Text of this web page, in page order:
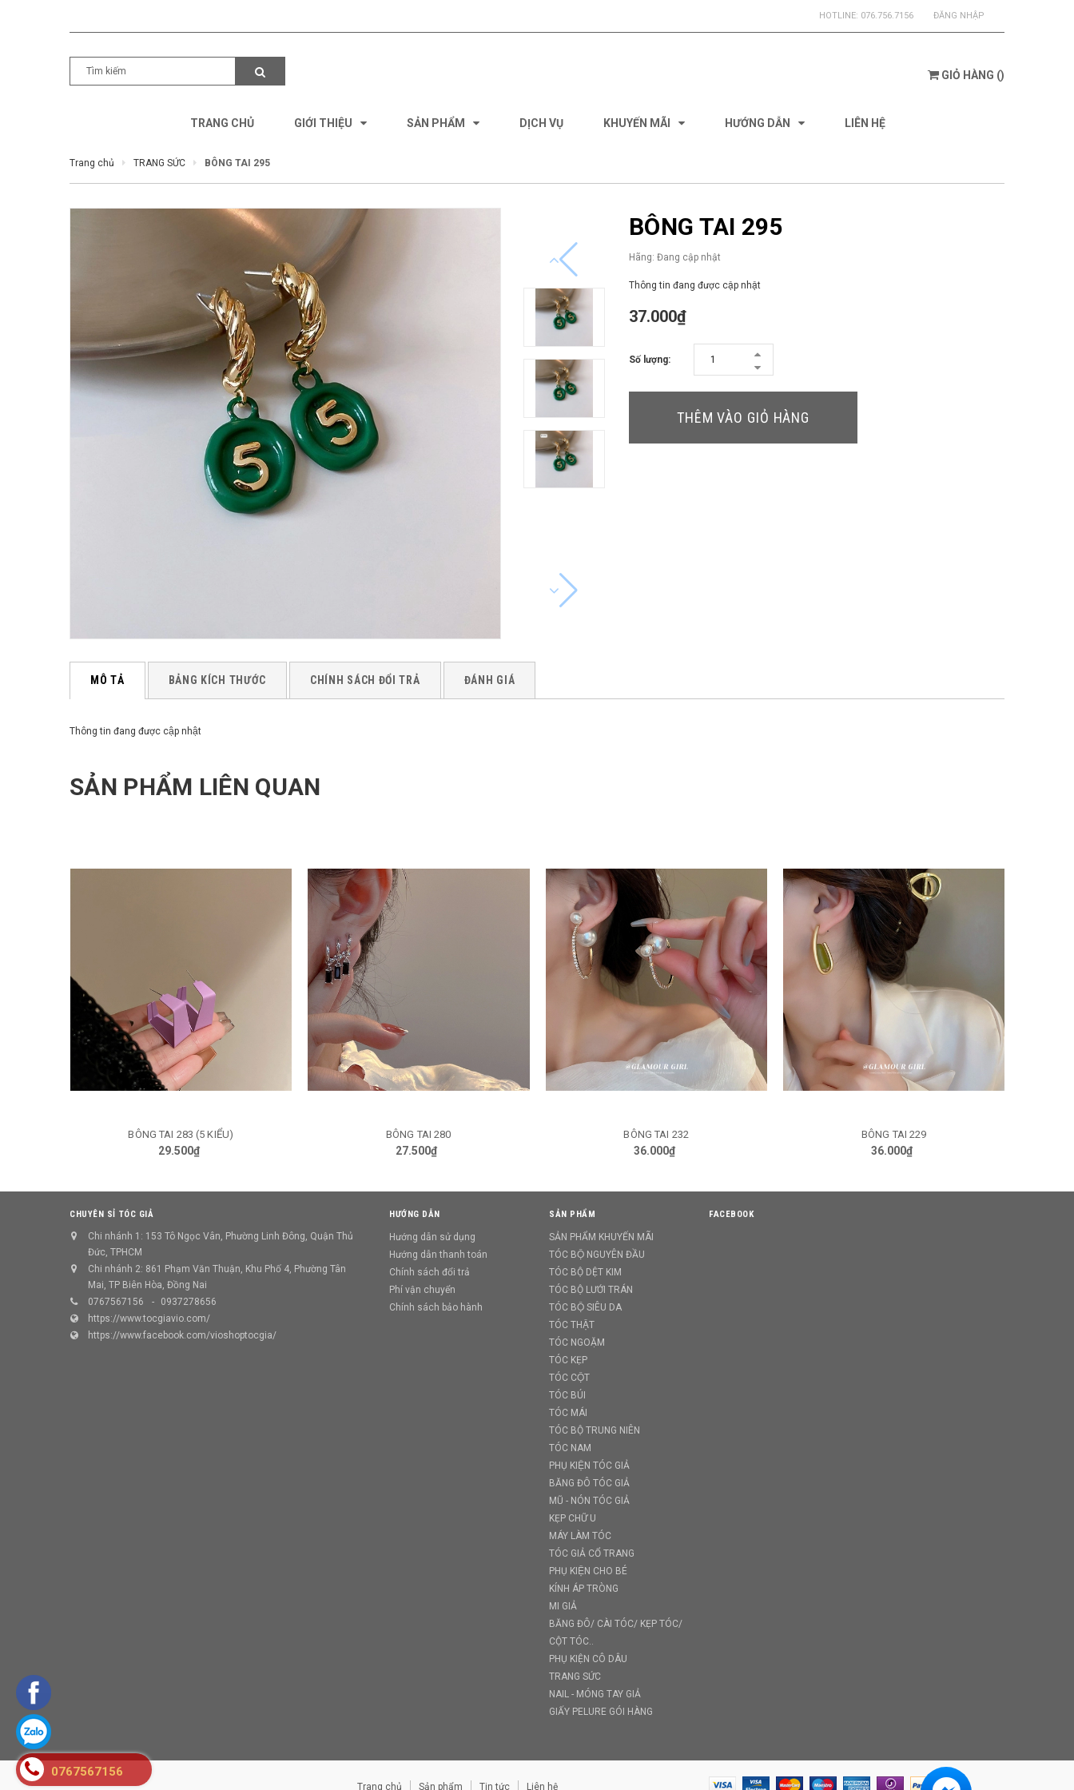
HOTLINE: 076.756.7156 ĐĂNG NHẬP
GIỎ HÀNG ()
TRANG CHỦ GIỚI THIỆU SẢN PHẨM DỊCH VỤ KHUYẾN MÃI HƯỚNG DẪN LIÊN HỆ
Trang chủ TRANG SỨC BÔNG TAI 295
BÔNG TAI 295
Hãng: Đang cập nhật
Thông tin đang được cập nhật
37.000₫
Số lượng:
THÊM VÀO GIỎ HÀNG
MÔ TẢ BẢNG KÍCH THƯỚC CHÍNH SÁCH ĐỔI TRẢ ĐÁNH GIÁ
Thông tin đang được cập nhật
SẢN PHẨM LIÊN QUAN
TÙY CHỌN
BÔNG TAI 283 (5 KIỂU)
29.500₫
GIỎ HÀNG
BÔNG TAI 280
27.500₫
GIỎ HÀNG
BÔNG TAI 232
36.000₫
GIỎ HÀNG
BÔNG TAI 229
36.000₫
CHUYÊN SỈ TÓC GIẢ
Chi nhánh 1: 153 Tô Ngọc Vân, Phường Linh Đông, Quận Thủ
Đức, TPHCM
Chi nhánh 2: 861 Phạm Văn Thuận, Khu Phố 4, Phường Tân
Mai, TP Biên Hòa, Đồng Nai
0767567156
0937278656
https://www.tocgiavio.com/
https://www.facebook.com/vioshoptocgia/
HƯỚNG DẪN
Hướng dẫn sử dụng
Hướng dẫn thanh toán
Chính sách đổi trả
Phí vận chuyển
Chính sách bảo hành
SẢN PHẨM
SẢN PHẨM KHUYẾN MÃI
TÓC BỘ NGUYÊN ĐẦU
TÓC BỘ DỆT KIM
TÓC BỘ LƯỚI TRÁN
TÓC BỘ SIÊU DA
TÓC THẬT
TÓC NGOẶM
TÓC KẸP
TÓC CỘT
TÓC BÚI
TÓC MÁI
TÓC BỘ TRUNG NIÊN
TÓC NAM
PHỤ KIỆN TÓC GIẢ
BĂNG ĐÔ TÓC GIẢ
MŨ - NÓN TÓC GIẢ
KẸP CHỮ U
MÁY LÀM TÓC
TÓC GIẢ CỔ TRANG
PHỤ KIỆN CHO BÉ
KÍNH ÁP TRÒNG
MI GIẢ
BĂNG ĐÔ/ CÀI TÓC/ KẸP TÓC/
CỘT TÓC..
PHỤ KIỆN CÔ DÂU
TRANG SỨC
NAIL - MÓNG TAY GIẢ
GIẤY PELURE GÓI HÀNG
FACEBOOK
Trang chủ Sản phẩm Tin tức Liên hệ
0767567156